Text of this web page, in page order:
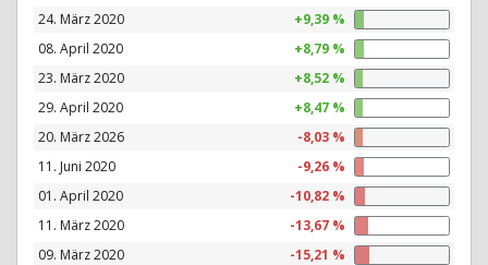
24. März 2020
+9,39 %
08. April 2020
+8,79 %
23. März 2020
+8,52 %
29. April 2020
+8,47 %
20. März 2026
-8,03 %
11. Juni 2020
-9,26 %
01. April 2020
-10,82 %
11. März 2020
-13,67 %
09. März 2020
-15,21 %